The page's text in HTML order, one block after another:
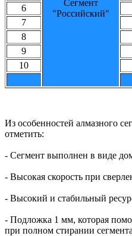
Сегмент
"Российский"
6
7
8
9
10
Из особенностей алмазного
отметить:
- Сегмент выполнен в виде
- Высокая скорость при
- Высокий и стабильный
- Подложка 1 мм, которая
при полном стирании